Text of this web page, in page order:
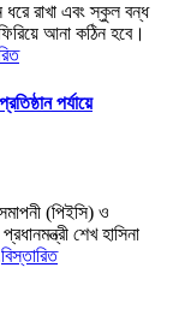
ধরে রাখা এবং স্কুল বন্ধ
আনা কঠিন হবে।
পর্যায়ে
(পিইসি) ও
শেখ হাসিনা
বিস্তারিত